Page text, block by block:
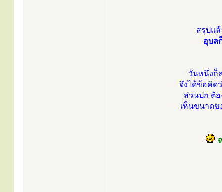
สรุปแ
อุบล
วันหนึ่งก็
จึงได้ข้อคิด
ส่วนปก ต้อ
เห็นขนาดข